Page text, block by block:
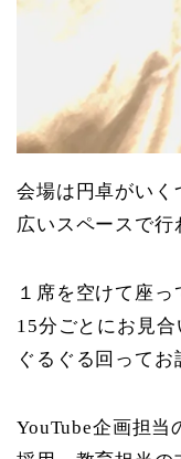
会場は円卓がいく
広いスペースで行
１席を空けて座
15分ごとにお見
ぐるぐる回ってお
YouTube企画担当